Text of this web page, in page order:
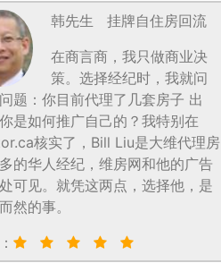
韩先生
挂牌自住房回流
在商言商，我只做商业决
策。选择经纪时，我就问
题：你目前代理了几套房子 出
是如何推广自己的？我特别在
核实了，Bill Liu是大维代理房
的华人经纪，维房网和他的广告
可见。就凭这两点，选择他，是
然的事。